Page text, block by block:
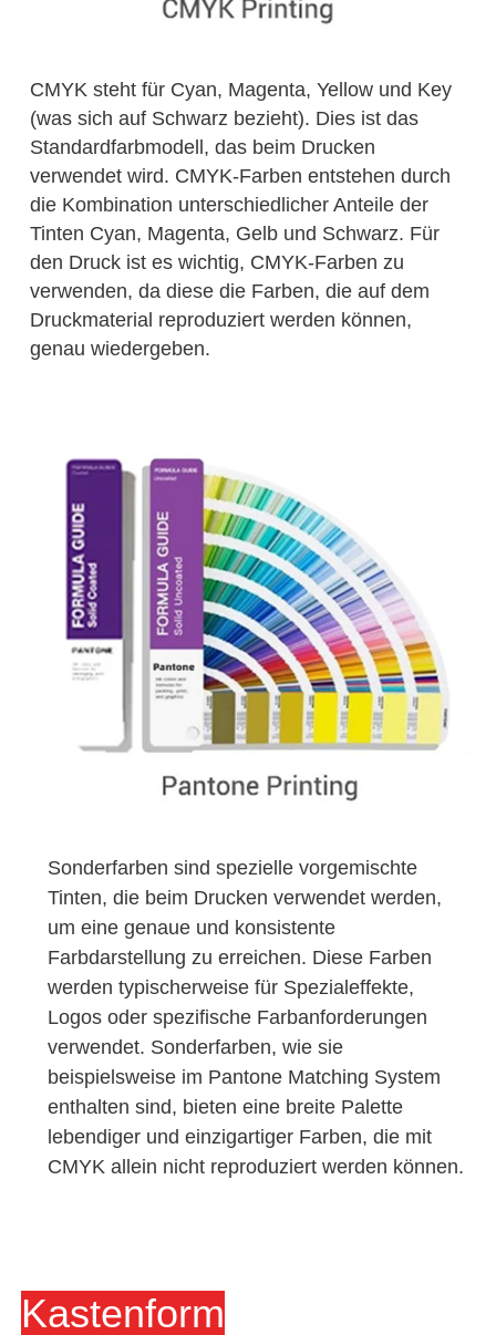
CMYK steht für Cyan, Magenta, Yellow und Key
(was sich auf Schwarz bezieht). Dies ist das
Standardfarbmodell, das beim Drucken
verwendet wird. CMYK-Farben entstehen durch
die Kombination unterschiedlicher Anteile der
Tinten Cyan, Magenta, Gelb und Schwarz. Für
den Druck ist es wichtig, CMYK-Farben zu
verwenden, da diese die Farben, die auf dem
Druckmaterial reproduziert werden können,
genau wiedergeben.
Sonderfarben sind spezielle vorgemischte
Tinten, die beim Drucken verwendet werden,
um eine genaue und konsistente
Farbdarstellung zu erreichen. Diese Farben
werden typischerweise für Spezialeffekte,
Logos oder spezifische Farbanforderungen
verwendet. Sonderfarben, wie sie
beispielsweise im Pantone Matching System
enthalten sind, bieten eine breite Palette
lebendiger und einzigartiger Farben, die mit
CMYK allein nicht reproduziert werden können.
Kastenform